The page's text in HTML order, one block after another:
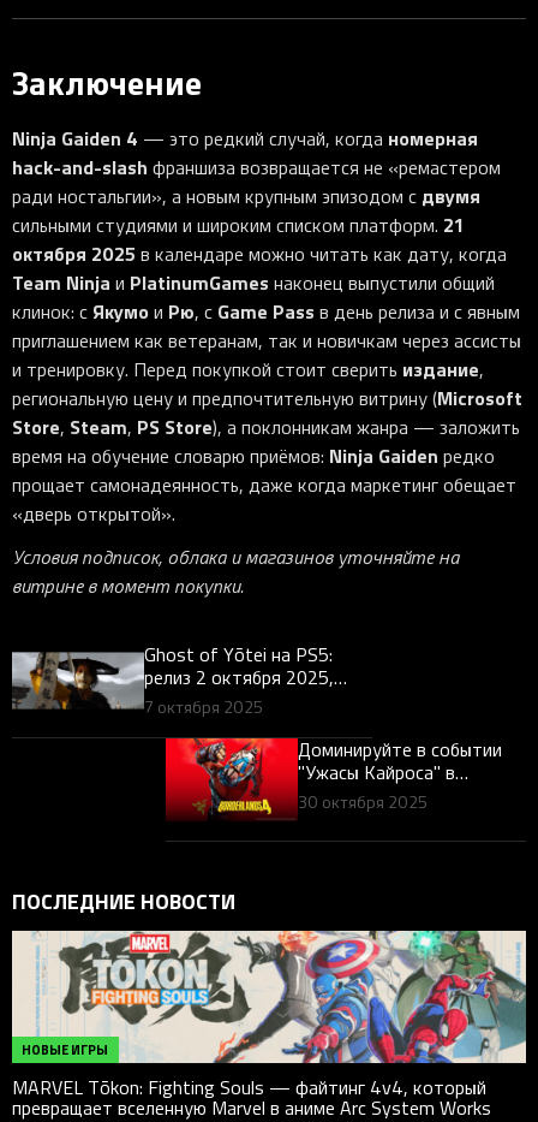
Заключение
Ninja Gaiden 4 — это редкий случай, когда номерная
hack-and-slash франшиза возвращается не «ремастером
ради ностальгии», а новым крупным эпизодом с двумя
сильными студиями и широким списком платформ. 21
октября 2025 в календаре можно читать как дату, когда
Team Ninja и PlatinumGames наконец выпустили общий
клинок: сЯкумои Рю, с Game Pass в день релиза и с явным
приглашением как ветеранам, так и новичкам через ассисты
и тренировку. Перед покупкой стоит сверить издание,
региональную цену и предпочтительную витрину (Microsoft
Store, Steam, PS Store), а поклонникам жанра — заложить
время на обучение словарю приёмов: Ninja Gaiden редко
прощает самонадеянность, даже когда маркетинг обещает
«дверь открытой».
Условия подписок, облака и магазинов уточняйте на
витрине в момент покупки.
Ghost of Yōtei на PS5:
релиз 2 октября 2025,
Эдзо и «Шестёрка Ётэй»
— разбор для геймеров
7 октября 2025
Доминируйте в событии
"Ужасы Кайроса" в
Borderlands 4 с
оборудованием Razer
30 октября 2025
ПОСЛЕДНИЕ НОВОСТИ
НОВЫЕ ИГРЫ
MARVEL Tōkon: Fighting Souls — файтинг 4v4, который
превращает вселенную Marvel в аниме Arc System Works